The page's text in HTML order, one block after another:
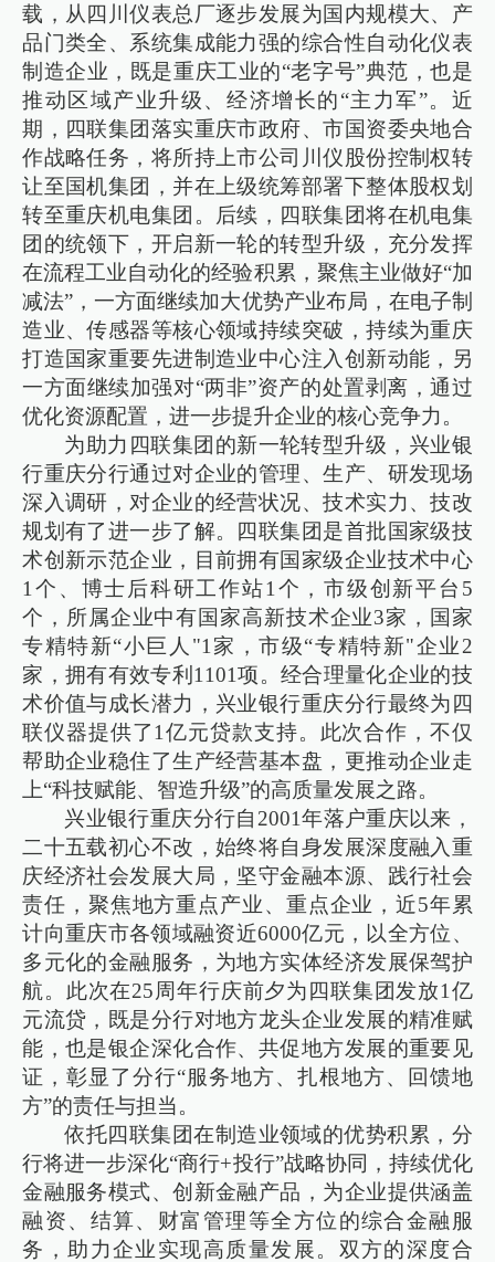
载，从四川仪表总厂逐步发展为国内规模大、产
品门类全、系统集成能力强的综合性自动化仪表
制造企业，既是重庆工业的“老字号”典范，也是
推动区域产业升级、经济增长的“主力军”。近
期，四联集团落实重庆市政府、市国资委央地合
作战略任务，将所持上市公司川仪股份控制权转
让至国机集团，并在上级统筹部署下整体股权划
转至重庆机电集团。后续，四联集团将在机电集
团的统领下，开启新一轮的转型升级，充分发挥
在流程工业自动化的经验积累，聚焦主业做好“加
减法”，一方面继续加大优势产业布局，在电子制
造业、传感器等核心领域持续突破，持续为重庆
打造国家重要先进制造业中心注入创新动能，另
一方面继续加强对“两非”资产的处置剥离，通过
优化资源配置，进一步提升企业的核心竞争力。
为助力四联集团的新一轮转型升级，兴业银
行重庆分行通过对企业的管理、生产、研发现场
深入调研，对企业的经营状况、技术实力、技改
规划有了进一步了解。四联集团是首批国家级技
术创新示范企业，目前拥有国家级企业技术中心
1个、博士后科研工作站1个，市级创新平台5
个，所属企业中有国家高新技术企业3家，国家
专精特新“小巨人"1家，市级“专精特新"企业2
家，拥有有效专利1101项。经合理量化企业的技
术价值与成长潜力，兴业银行重庆分行最终为四
联仪器提供了1亿元贷款支持。此次合作，不仅
帮助企业稳住了生产经营基本盘，更推动企业走
上“科技赋能、智造升级”的高质量发展之路。
兴业银行重庆分行自2001年落户重庆以来，
二十五载初心不改，始终将自身发展深度融入重
庆经济社会发展大局，坚守金融本源、践行社会
责任，聚焦地方重点产业、重点企业，近5年累
计向重庆市各领域融资近6000亿元，以全方位、
多元化的金融服务，为地方实体经济发展保驾护
航。此次在25周年行庆前夕为四联集团发放1亿
元流贷，既是分行对地方龙头企业发展的精准赋
能，也是银企深化合作、共促地方发展的重要见
证，彰显了分行“服务地方、扎根地方、回馈地
方”的责任与担当。
依托四联集团在制造业领域的优势积累，分
行将进一步深化“商行+投行”战略协同，持续优化
金融服务模式、创新金融产品，为企业提供涵盖
融资、结算、财富管理等全方位的综合金融服
务，助力企业实现高质量发展。双方的深度合